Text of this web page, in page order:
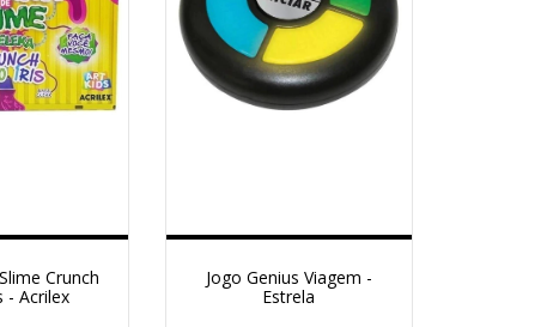
Crunch
- Acrilex
Jogo Genius Viagem -
Estrela